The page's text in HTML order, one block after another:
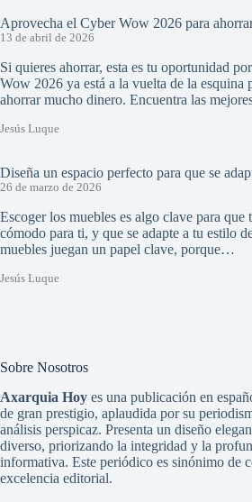
Aprovecha el Cyber Wow 2026 para
13 de abril de 2026
Si quieres ahorrar, esta es tu oportunidad
Wow 2026 ya está a la vuelta de la esquina
ahorrar mucho dinero. Encuentra las
Jesús Luque
Diseña un espacio perfecto para que se
26 de marzo de 2026
Escoger los muebles es algo clave para que
cómodo para ti, y que se adapte a tu estilo
muebles juegan un papel clave, porque…
Jesús Luque
Sobre Nosotros
Axarquia Hoy es una publicación en
de gran prestigio, aplaudida por su
análisis perspicaz. Presenta un diseño
diverso, priorizando la integridad y la
informativa. Este periódico es sinónimo de
excelencia editorial.